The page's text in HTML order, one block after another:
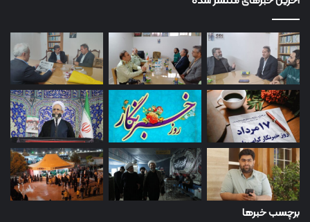
برچسب خبرها